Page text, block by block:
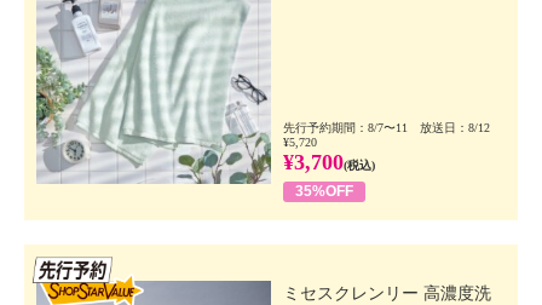
先行予約期間：8/7〜11 放送日：8/12
¥5,720
¥3,700(税込)
35%OFF
ミセスクレンリー 高濃度洗